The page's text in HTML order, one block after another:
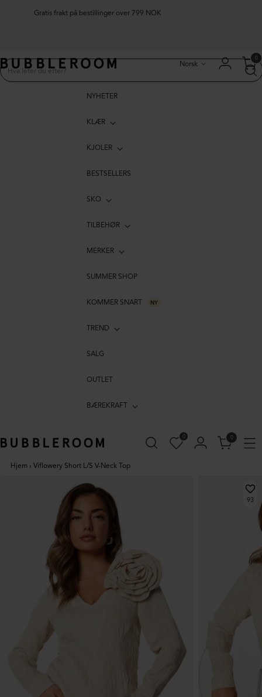
Gratis frakt på bestillinger over 799 NOK
Norsk
0
NYHETER
KLÆR
KJOLER
BESTSELLERS
SKO
TILBEHØR
MERKER
SUMMER SHOP
KOMMER SNART NY
TREND
SALG
OUTLET
BÆREKRAFT
0 0
Hjem › Viflowery Short L/S V-Neck Top
93